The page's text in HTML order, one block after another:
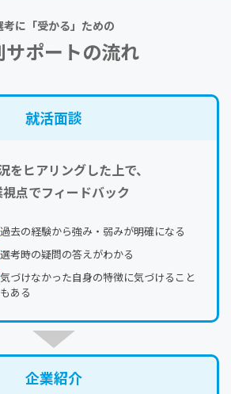
考に「受かる」ための
サポートの流れ
就活⾯談
をヒアリングした上で、
視点でフィードバック
過去の経験から強み・弱みが明確になる
選考時の疑問の答えがわかる
気づけなかった自身の特徴に気づけること
もある
企業紹介